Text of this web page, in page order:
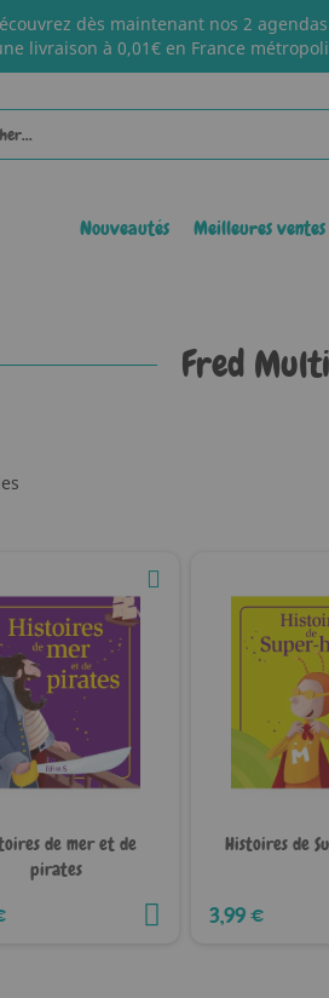
dès maintenant nos 2
livraison à 0,01€ en France
Nouveautés Meilleures ventes
Fred
de mer et de
pirates
Histoires de
3,99 €